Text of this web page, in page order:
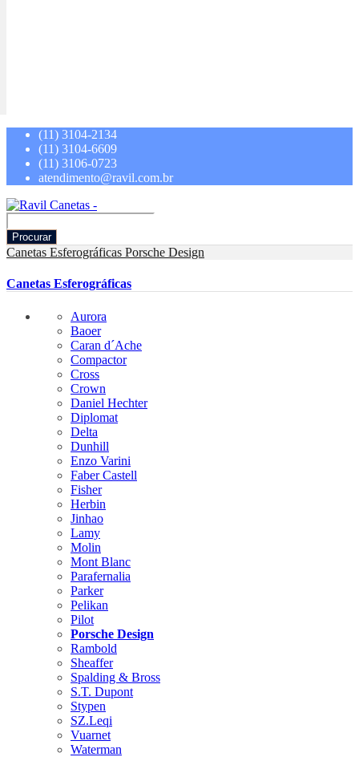
(11) 3104-2134
(11) 3104-6609
(11) 3106-0723
atendimento@ravil.com.br
Procurar
Canetas Esferográficas Porsche Design
Canetas Esferográficas
Aurora
Baoer
Caran d´Ache
Compactor
Cross
Crown
Daniel Hechter
Diplomat
Delta
Dunhill
Enzo Varini
Faber Castell
Fisher
Herbin
Jinhao
Lamy
Molin
Mont Blanc
Parafernalia
Parker
Pelikan
Pilot
Porsche Design
Rambold
Sheaffer
Spalding & Bross
S.T. Dupont
Stypen
SZ.Leqi
Vuarnet
Waterman